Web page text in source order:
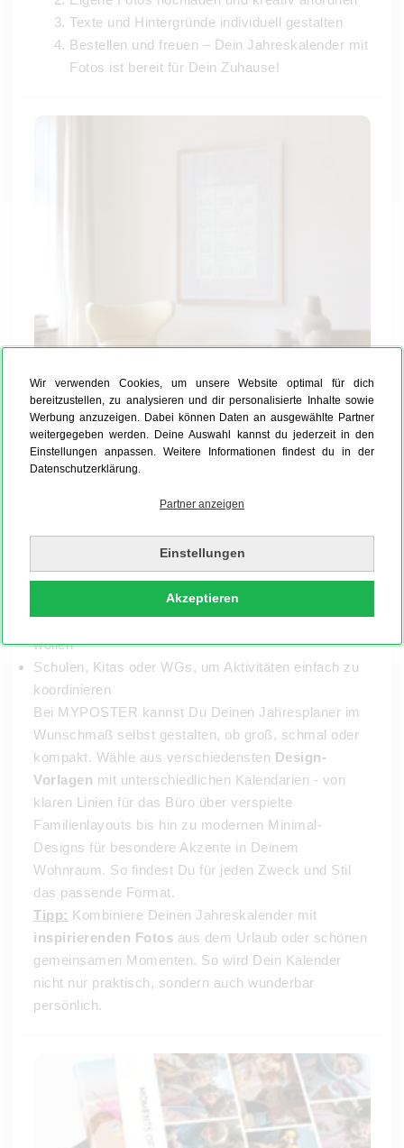
Wir verwenden Cookies, um unsere Website optimal für dich
bereitzustellen, zu analysieren und dir personalisierte Inhalte sowie
Werbung anzuzeigen. Dabei können Daten an ausgewählte Partner
weitergegeben werden. Deine Auswahl kannst du jederzeit in den
Einstellungen anpassen. Weitere Informationen findest du in der
Datenschutzerklärung.
Partner anzeigen
Einstellungen
Akzeptieren
Texte und Hintergründe individuell gestalten
Bestellen und freuen – Dein Jahreskalender mit
Fotos ist bereit für Dein Zuhause!
Einsatzmöglichkeiten und Inspiration für
Stil in jeden Alltag. Er ist perfekt für:
Familien, die Termine, Ferien und Geburtstage auf
einen Blick behalten möchten
Büros oder Teams, die Projekte übersichtlich planen
wollen
Schulen, Kitas oder WGs, um Aktivitäten einfach zu
koordinieren
Bei MYPOSTER kannst Du Deinen Jahresplaner im
Wunschmaß selbst gestalten, ob groß, schmal oder
kompakt. Wähle aus verschiedensten Design-
Vorlagen mit unterschiedlichen Kalendarien - von
klaren Linien für das Büro über verspielte
Familienlayouts bis hin zu modernen Minimal-
Designs für besondere Akzente in Deinem
Wohnraum. So findest Du für jeden Zweck und Stil
das passende Format.
Tipp: Kombiniere Deinen Jahreskalender mit
inspirierenden Fotos aus dem Urlaub oder schönen
gemeinsamen Momenten. So wird Dein Kalender
nicht nur praktisch, sondern auch wunderbar
persönlich.